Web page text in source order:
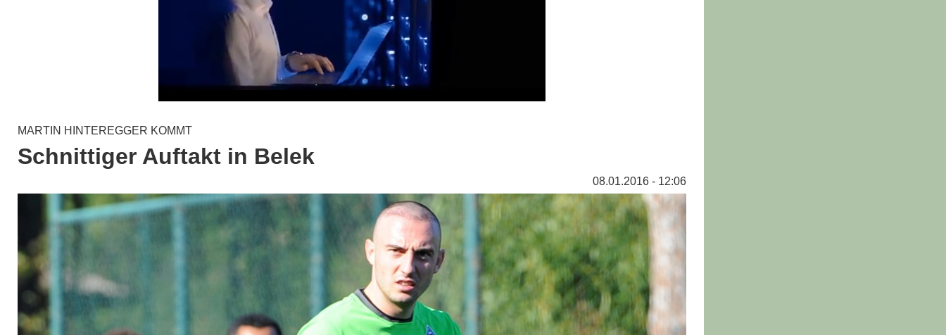
MARTIN HINTEREGGER KOMMT
Schnittiger Auftakt in Belek
08.01.2016 - 12:06